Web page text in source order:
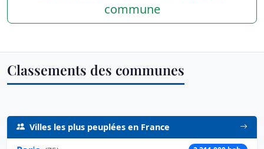
commune
Classements des communes
Villes les plus peuplées en France